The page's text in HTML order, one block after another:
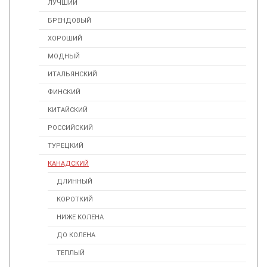
ЛУЧШИЙ
БРЕНДОВЫЙ
ХОРОШИЙ
МОДНЫЙ
ИТАЛЬЯНСКИЙ
ФИНСКИЙ
КИТАЙСКИЙ
РОССИЙСКИЙ
ТУРЕЦКИЙ
КАНАДСКИЙ
ДЛИННЫЙ
КОРОТКИЙ
НИЖЕ КОЛЕНА
ДО КОЛЕНА
ТЕПЛЫЙ